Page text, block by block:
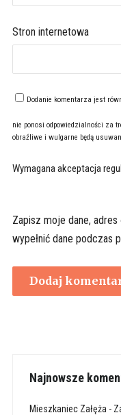
Stron internetowa
Dodanie komentarza jest
nie ponosi odpowiedzialności za
obraźliwe i wulgarne będą
Wymagana akceptacja
Zapisz moje dane,
wypełnić dane podczas
Najnowsze
Mieszkaniec Załęża -